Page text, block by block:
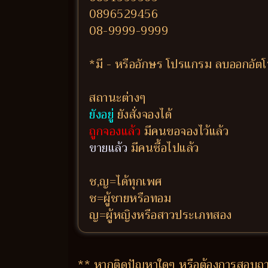
0896529456
08-9999-9999
*มี - หรืออักษร โปรแกรม ลบออกอัต
สถานะต่างๆ
ยังอยู่ ยังสั่งจองได้
ถูกจองแล้ว มีคนขอจองไว้แล้ว
ขายแล้ว มีคนซื้อไปแล้ว
ช,ญ=ได้ทุกเพศ
ช=ผู้ชายหรือทอม
ญ=ผู้หญิงหรือสาวประเภทสอง